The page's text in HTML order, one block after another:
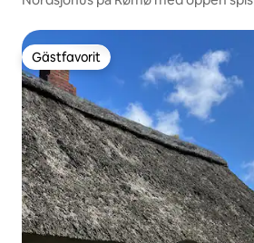
Gästfavorit
Gästfavorit